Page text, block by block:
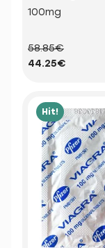
100mg
58.85€
44.25€
Hit!